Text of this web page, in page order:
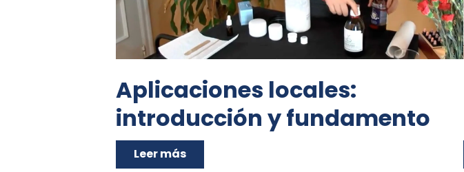
Aplicaciones locales:
introducción y fundamento
Leer más